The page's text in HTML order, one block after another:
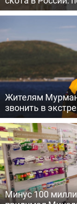
Жителям
звонить в
Минус 100